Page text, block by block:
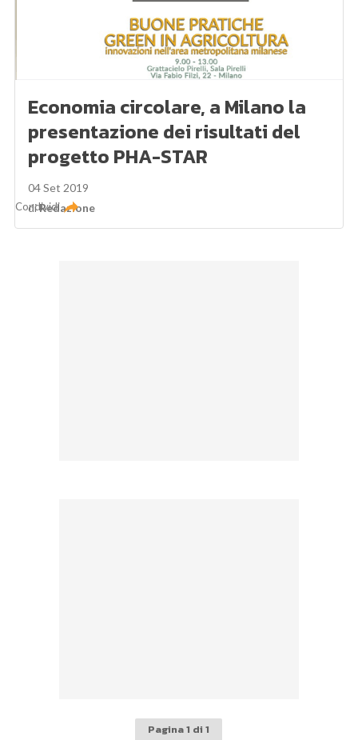
Economia circolare, a Milano la
presentazione dei risultati del
progetto PHA-STAR
04 Set 2019
diRedazione
Condividi
Pagina 1 di 1